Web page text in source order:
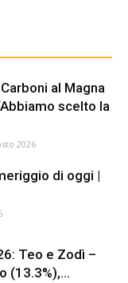
al Magna
scelto la
2026
di oggi |
Teo e Zodì –
(13.3%),...